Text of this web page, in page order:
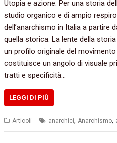
Utopia e azione.‭ ‬Per una storia
studio organico e di ampio
dell’anarchismo in Italia a partire
‬quella storica.‭ ‬La lente della
un profilo originale del
costituisce un angolo di visuale
tratti e specificità…
LEGGI DI PIÙ
Articoli anarchici, Anarchismo,